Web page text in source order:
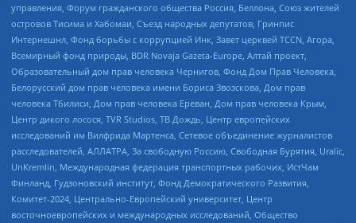
управления, Форум гражданского общества Россия, Беллона, Союз жителей
островов Тисима и Хабомаи, Съезд народных депутатов, Гринпис
Интернешнл, Фонд борьбы с коррупцией Инк, Завет церквей TCCN, Агора,
Всемирный фонд природы, BDR Novaja Gazeta-Europe, Алтай проект,
Образовательный дом прав человека Чернигов, Фонд Дом Прав Человека,
Белорусский дом прав человека имени Бориса Звозскова, Дом прав
человека Тбилиси, Дом прав человека Ереван, Дом прав человека Крым,
Центр дикого лосося, TVR Studios, ТВ Дождь, Центр европейских
исследований им Вилфрида Мартенса, Сетевое объединение журналистов
расследователей, АЛЛАТРА, За свободную Россию, Свободная Бурятия, Uralic,
UnKremlin, Международная федерация транспортных рабочих, ИстЧам
Финланд, Гудзоновский институт, Фонд Демократического Развития,
Комитет-2024, Центрально-Европейский университет, Центр
восточноевропейских и международных исследований, Общество